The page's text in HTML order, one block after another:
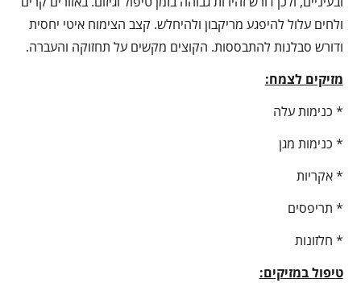
ולחים עלול להיפגע מריקבון ולהיחלש. קצב הצימוח איטי יחסית
ודורש סבלנות להתבססות. הקוצים מקשים על תחזוקה והעברה.
מזיקים לצמח:
* כנימות עלה
* כנימות מגן
* אקריות
* תריפסים
* חלזונות
טיפול במזיקים: